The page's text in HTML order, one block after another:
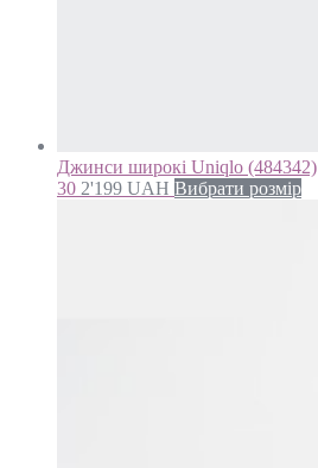
Джинси широкі Uniqlo (484342)
30 2'199 UAH Вибрати розмір